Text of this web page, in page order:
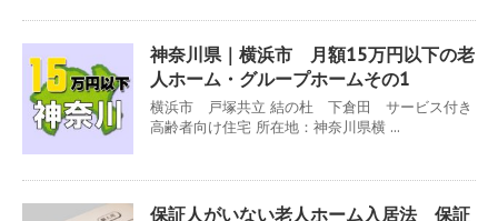
神奈川県｜横浜市 月額15万円以下の老
人ホーム・グループホームその1
横浜市 戸塚共立 結の杜 下倉田 サービス付き
高齢者向け住宅 所在地：神奈川県横 ...
保証人がいない老人ホーム入居法 保証